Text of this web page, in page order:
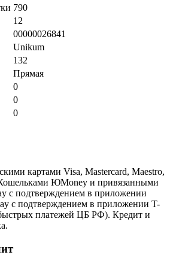
790
12
00000026841
Unikum
132
Прямая
0
0
0
картами Visa, Mastercard, Maestro,
ЮMoney и привязанными
с подтверждением в приложении
с подтверждением в приложении T-
платежей ЦБ РФ). Кредит и